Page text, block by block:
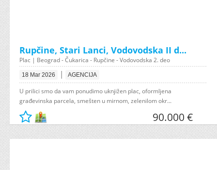
Rupčine, Stari Lanci, Vodovodska II d...
Plac | Beograd - Čukarica - Rupčine - Vodovodska 2. deo
18 Mar 2026 | AGENCIJA
U prilici smo da vam ponudimo uknjižen plac, oformljena
građevinska parcela, smešten u mirnom, zelenilom okr...
90.000 €